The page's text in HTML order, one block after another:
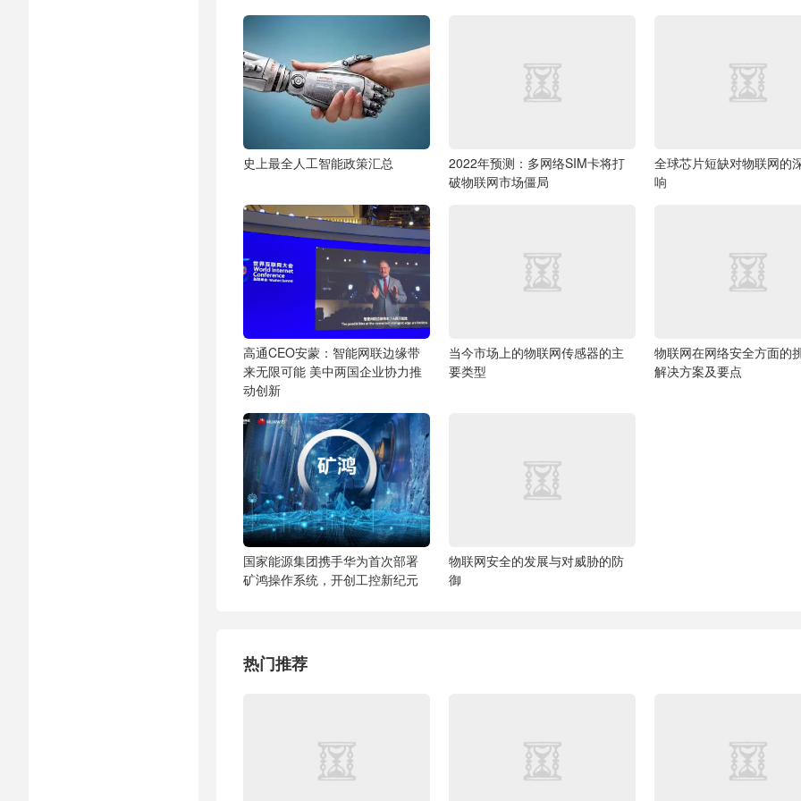
史上最全人工智能政策汇总
2022年预测：多网络SIM卡将打
破物联网市场僵局
全球芯片短缺对物联网的
响
高通CEO安蒙：智能网联边缘带
来无限可能 美中两国企业协力推
动创新
当今市场上的物联网传感器的主
要类型
物联网在网络安全方面的挑
解决方案及要点
国家能源集团携手华为首次部署
矿鸿操作系统，开创工控新纪元
物联网安全的发展与对威胁的防
御
热门推荐